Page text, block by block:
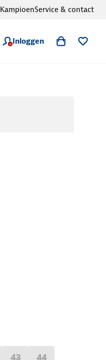
Inloggen
KampioenService & contact
43 44